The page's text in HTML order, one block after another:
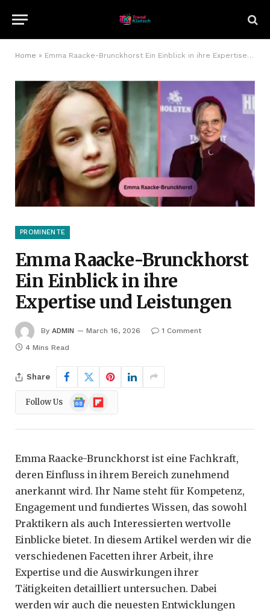
Home » Emma Raacke-Brunckhorst Ein Einblick in ihre Expertise und Leistungen
PROMINENTE
Emma Raacke-Brunckhorst
Ein Einblick in ihre
Expertise und Leistungen
By ADMIN March 16, 2026
1 Comment
4 Mins Read
Share
Follow Us
Google
News
Flipboard
Emma Raacke-Brunckhorst ist eine Fachkraft,
deren Einfluss in ihrem Bereich zunehmend
anerkannt wird. Ihr Name steht für Kompetenz,
Engagement und fundiertes Wissen, das sowohl
Praktikern als auch Interessierten wertvolle
Einblicke bietet. In diesem Artikel werden wir die
verschiedenen Facetten ihrer Arbeit, ihre
Expertise und die Auswirkungen ihrer
Tätigkeiten detailliert untersuchen. Dabei
werden wir auch die neuesten Entwicklungen